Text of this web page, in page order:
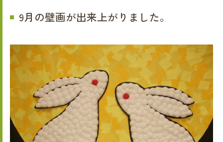
9月の壁画が出来上がりました。